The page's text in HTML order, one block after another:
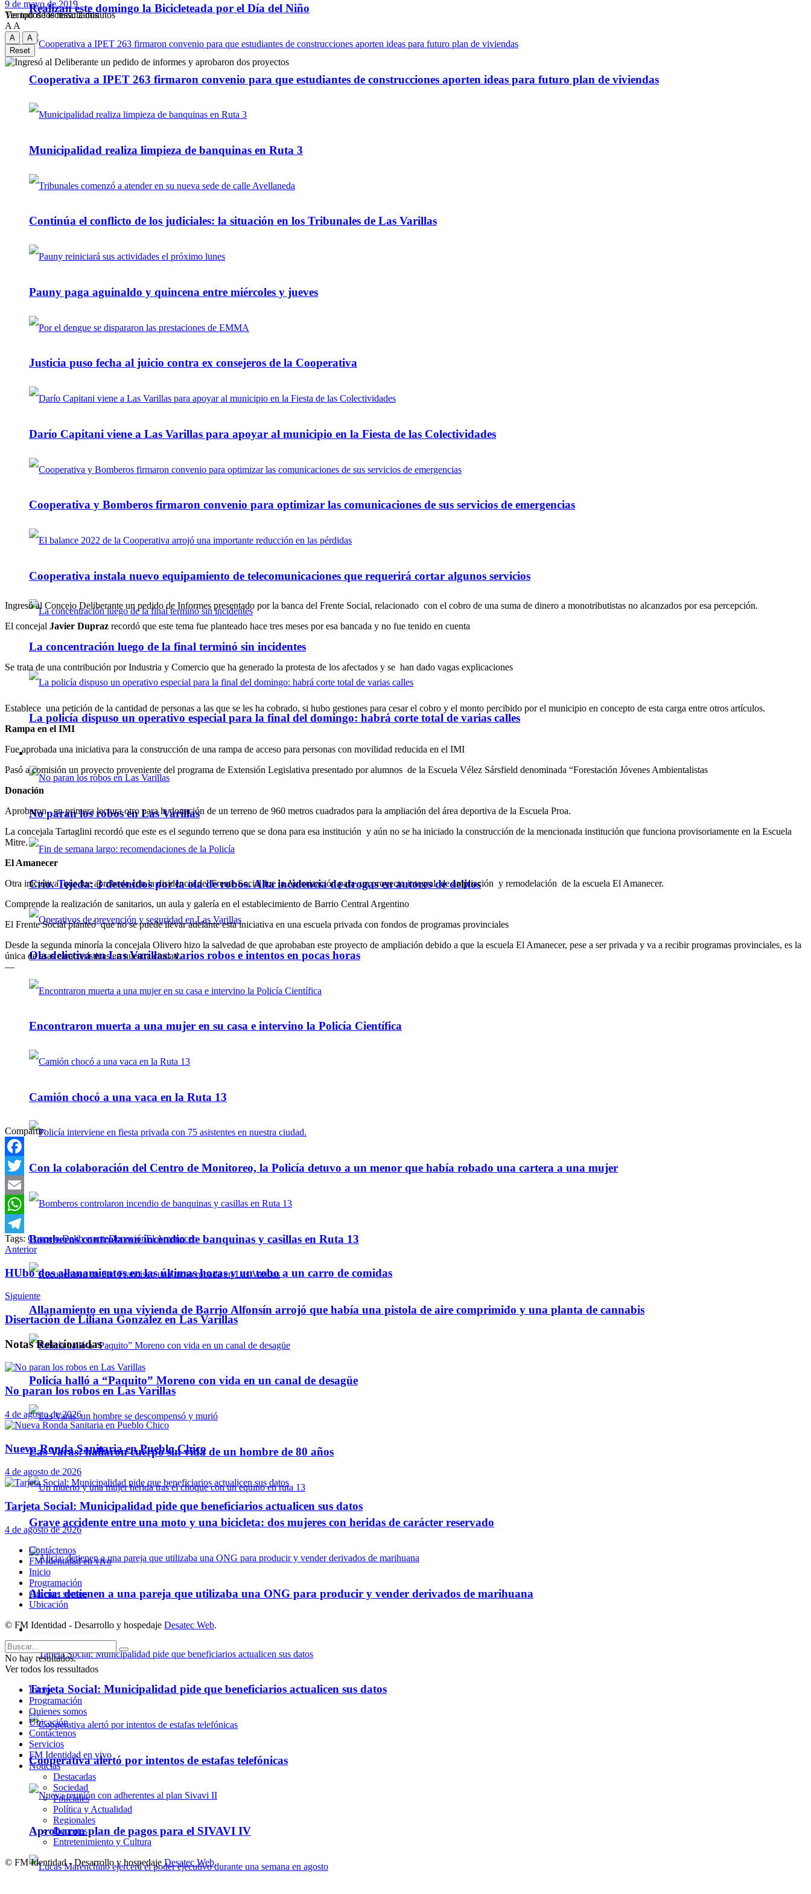
Realizan este domingo la Bicicleteada por el Día del Niño
Cooperativa a IPET 263 firmaron convenio para que estudiantes de construcciones aporten ideas para futuro plan de viviendas
Municipalidad realiza limpieza de banquinas en Ruta 3
Continúa el conflicto de los judiciales: la situación en los Tribunales de Las Varillas
Pauny paga aguinaldo y quincena entre miércoles y jueves
Justicia puso fecha al juicio contra ex consejeros de la Cooperativa
Darío Capitani viene a Las Varillas para apoyar al municipio en la Fiesta de las Colectividades
Cooperativa y Bomberos firmaron convenio para optimizar las comunicaciones de sus servicios de emergencias
Cooperativa instala nuevo equipamiento de telecomunicaciones que requerirá cortar algunos servicios
La concentración luego de la final terminó sin incidentes
La policía dispuso un operativo especial para la final del domingo: habrá corte total de varias calles
Policiales
No paran los robos en Las Varillas
Crio. Tejeda: 3 detenidos por la ola de robos. Alta incidencia de drogas en autores de delitos
Ola delictiva en Las Varillas: varios robos e intentos en pocas horas
Encontraron muerta a una mujer en su casa e intervino la Policía Científica
Camión chocó a una vaca en la Ruta 13
Con la colaboración del Centro de Monitoreo, la Policía detuvo a un menor que había robado una cartera a una mujer
Bomberos controlaron incendio de banquinas y casillas en Ruta 13
Allanamiento en una vivienda de Barrio Alfonsín arrojó que había una pistola de aire comprimido y una planta de cannabis
Policía halló a “Paquito” Moreno con vida en un canal de desagüe
Las Varas: hallaron cuerpo sin vida de un hombre de 80 años
Grave accidente entre una moto y una bicicleta: dos mujeres con heridas de carácter reservado
Alicia: detienen a una pareja que utilizaba una ONG para producir y vender derivados de marihuana
Política y Actualidad
Tarjeta Social: Municipalidad pide que beneficiarios actualicen sus datos
Cooperativa alertó por intentos de estafas telefónicas
Aprobaron plan de pagos para el SIVAVI IV
Ver todos los ressultados
9 de mayo de 2019
Tiempo de lectura: 2 minutos
A A
A
A
Reset
Ingresó al Concejo Deliberante un pedido de Informes presentado por la banca del Frente Social, relacionado con el cobro de una suma de dinero a monotributistas no alcanzados por esa percepción.
El concejal Javier Dupraz recordó que este tema fue planteado hace tres meses por esa bancada y no fue tenido en cuenta
Se trata de una contribución por Industria y Comercio que ha generado la protesta de los afectados y se han dado vagas explicaciones
Establece una petición de la cantidad de personas a las que se les ha cobrado, si hubo gestiones para cesar el cobro y el monto percibido por el municipio en concepto de esta carga entre otros artículos.
Rampa en el IMI
Fue aprobada una iniciativa para la construcción de una rampa de acceso para personas con movilidad reducida en el IMI
Pasó a comisión un proyecto proveniente del programa de Extensión Legislativa presentado por alumnos de la Escuela Vélez Sársfield denominada “Forestación Jóvenes Ambientalistas
Donación
Aprobaron en primera lectura otro para la donación de un terreno de 960 metros cuadrados para la ampliación del área deportiva de la Escuela Proa.
La concejala Tartaglini recordó que este es el segundo terreno que se dona para esa institución y aún no se ha iniciado la construcción de la mencionada institución que funciona provisoriamente en la Escuela
Mitre.
El Amanecer
Otra iniciativa que fue aprobada con la disidencia del Frente Social fue la Autorización para un proyecto integral de ampliación y remodelación de la escuela El Amanecer.
Comprende la realización de sanitarios, un aula y galería en el establecimiento de Barrio Central Argentino
El Frente Social planteó que no se puede llevar adelante esta iniciativa en una escuela privada con fondos de programas provinciales
Desde la segunda minoría la concejala Olivero hizo la salvedad de que aprobaban este proyecto de ampliación debido a que la escuela El Amanecer, pese a ser privada y va a recibir programas provinciales, es la
única de esas características en nuestra ciudad.
—
Compartir:
Facebook
Twitter
Email
WhatsApp
Telegram
Tags: Concejo Delib eranteDonaciónEl Amanecer
Anterior
HUbo dos allanamientos en las últimas horas y un robo a un carro de comidas
Siguiente
Disertación de Liliana González en Las Varillas
NotasRelacionadas
No paran los robos en Las Varillas
4 de agosto de 2026
Nueva Ronda Sanitaria en Pueblo Chico
4 de agosto de 2026
Tarjeta Social: Municipalidad pide que beneficiarios actualicen sus datos
4 de agosto de 2026
Contáctenos
FM Identidad en vivo
Inicio
Programación
Quienes somos
Ubicación
© FM Identidad - Desarrollo y hospedaje Desatec Web.
No hay resultados.
Ver todos los ressultados
Inicio
Programación
Quienes somos
Ubicación
Contáctenos
Servicios
FM Identidad en vivo
Noticias
Destacadas
Sociedad
Policiales
Política y Actualidad
Regionales
Deportes
Entretenimiento y Cultura
© FM Identidad - Desarrollo y hospedaje Desatec Web.